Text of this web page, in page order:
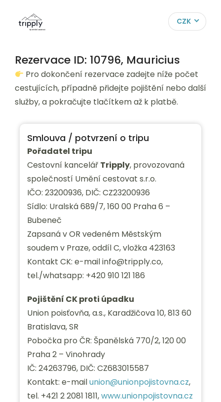
CZK
Rezervace ID: 10796, Mauricius
Pro dokončení rezervace zadejte níže počet
cestujících, případně přidejte pojištění nebo další
služby, a pokračujte tlačítkem až k platbě.
Smlouva / potvrzení o tripu
Pořadatel tripu
Cestovní kancelář Tripply, provozovaná
společností Umění cestovat s.r.o.
IČO: 23200936, DIČ: CZ23200936
Sídlo: Uralská 689/7, 160 00 Praha 6 –
Bubeneč
Zapsaná v OR vedeném Městským
soudem v Praze, oddíl C, vložka 423163
Kontakt CK: e-mail info@tripply.co,
tel./whatsapp: +420 910 121 186
Pojištění CK proti úpadku
Union poisťovňa, a.s., Karadžičova 10, 813 60
Bratislava, SR
Pobočka pro ČR: Španělská 770/2, 120 00
Praha 2 – Vinohrady
IČ: 24263796, DIČ: CZ683015587
Kontakt: e-mailunion@unionpojistovna.cz,
tel. +421 2 2081 1811,www.unionpojistovna.cz